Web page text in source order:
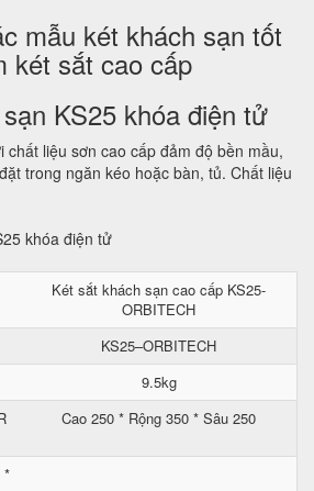
mẫu két khách sạn tốt
két sắt cao cấp
KS25 khóa điện tử
liệu sơn cao cấp đảm độ bền mầu,
trong ngăn kéo hoặc bàn, tủ. Chất liệu
Két sắt khách sạn cao cấp KS25-
ORBITECH
KS25–ORBITECH
9.5kg
Cao 250 * Rộng 350 * Sâu 250
*